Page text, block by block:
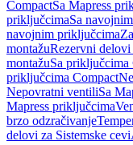
CompactSa Mapress
priključcimaSa
navojnim priključcima
montažuRezervni
montažuSa priključcima
priključcima Compact
Nepovratni ventiliSa
Mapress priključcima
brzo odzračivanje
delovi za Sistemske cevi